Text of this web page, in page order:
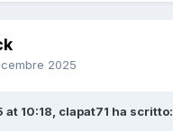
2025
at 10:18, clapat71 ha scritto: